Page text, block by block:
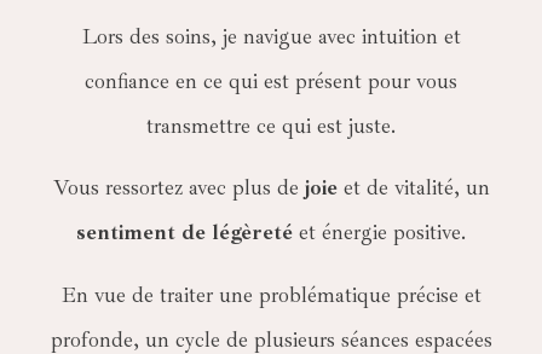
Lors des soins, je navigue avec intuition et
confiance en ce qui est présent pour vous
transmettre ce qui est juste.
Vous ressortez avec plus de joieet de vitalité, un
sentiment de légèreté et énergie positive.
En vue de traiter une problématique précise et
profonde, un cycle de plusieurs séances espacées